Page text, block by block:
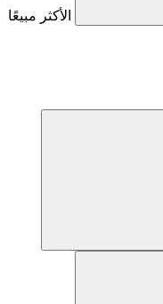
الأكثر مبيعًا